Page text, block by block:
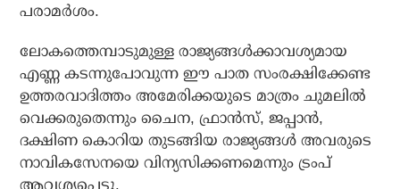
പരാമര്‍ശം.
ലോകത്തെമ്പാടുമുള്ള രാജ്യങ്ങള്‍ക്കാവശ്യമായ
എണ്ണ കടന്നുപോവുന്ന ഈ പാത സംരക്ഷിക്കേണ്ട
ഉത്തരവാദിത്തം അമേരിക്കയുടെ മാത്രം ചുമലില്‍
വെക്കരുതെന്നും ചൈന, ഫ്രാന്‍സ്, ജപ്പാന്‍,
ദക്ഷിണ കൊറിയ തുടങ്ങിയ രാജ്യങ്ങള്‍ അവരുടെ
നാവികസേനയെ വിന്യസിക്കണമെന്നും ട്രംപ്
ആവശ്യപ്പെട്ടു.